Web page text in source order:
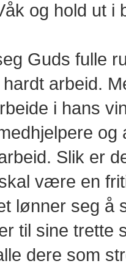
og hold ut i
Guds fulle
arbeid.
i hans
Slik er
være en
lønner seg å
til sine trette
dere som